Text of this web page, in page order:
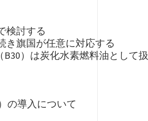
検討する
き旗国が任意に対応する
）は炭化水素燃料油として扱
の導入について